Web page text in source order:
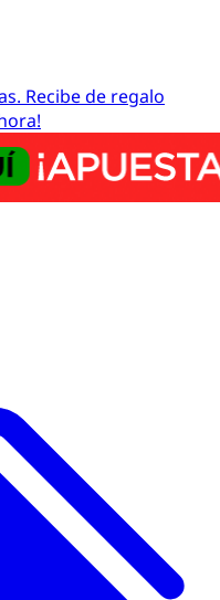
Recibe de regalo